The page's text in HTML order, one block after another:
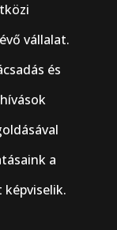
vállalat.
és
a
képviselik.